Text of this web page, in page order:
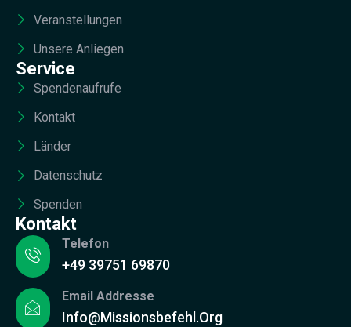
Veranstellungen
Unsere Anliegen
Service
Spendenaufrufe
Kontakt
Länder
Datenschutz
Spenden
Kontakt
Telefon
+49 39751 69870
Email Addresse
Info@missionsbefehl.org